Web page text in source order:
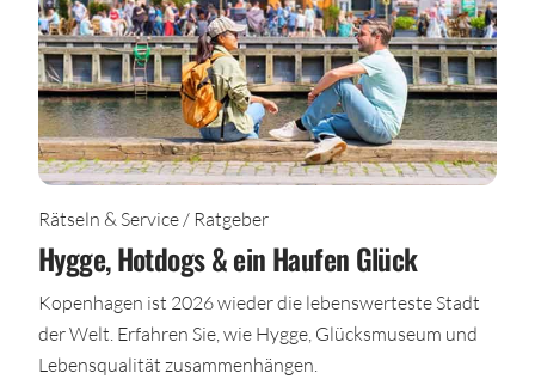
Rätseln & Service / Ratgeber
Hygge, Hotdogs & ein Haufen Glück
Kopenhagen ist 2026 wieder die lebenswerteste Stadt
der Welt. Erfahren Sie, wie Hygge, Glücksmuseum und
Lebensqualität zusammenhängen.